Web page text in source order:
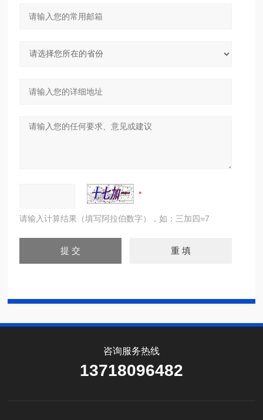
请输入计算结果（填写阿拉伯数字），如：三加四=7
咨询服务热线
13718096482